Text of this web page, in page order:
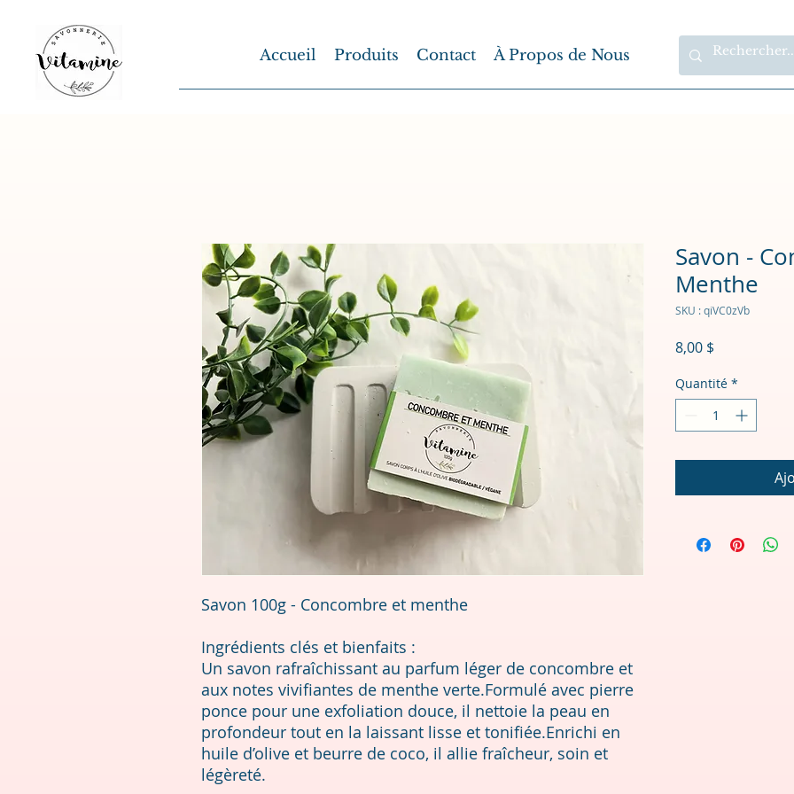
Accueil Produits Contact À Propos de Nous
Savon 100g - Concombre et menthe
Ingrédients clés et bienfaits :
Un savon rafraîchissant au parfum léger de concombre et
aux notes vivifiantes de menthe verte.Formulé avec pierre
ponce pour une exfoliation douce, il nettoie la peau en
profondeur tout en la laissant lisse et tonifiée.Enrichi en
huile d’olive et beurre de coco, il allie fraîcheur, soin et
légèreté.
Savon -
Menthe
SKU : qiVC0zVb
8,00 $
Quantité *